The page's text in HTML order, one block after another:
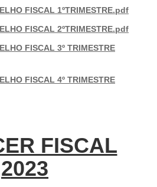
FISCAL 1ºTRIMESTRE.pdf
FISCAL 2ºTRIMESTRE.pdf
FISCAL 3º TRIMESTRE
FISCAL 4º TRIMESTRE
FISCAL
2023